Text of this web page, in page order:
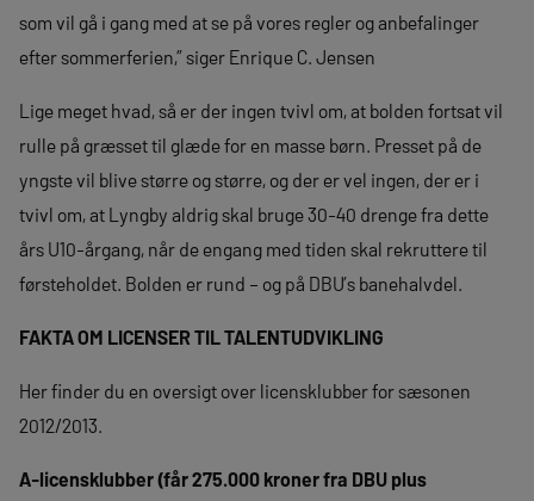
som vil gå i gang med at se på vores regler og anbefalinger
efter sommerferien,” siger Enrique C. Jensen
Lige meget hvad, så er der ingen tvivl om, at bolden fortsat vil
rulle på græsset til glæde for en masse børn. Presset på de
yngste vil blive større og større, og der er vel ingen, der er i
tvivl om, at Lyngby aldrig skal bruge 30-40 drenge fra dette
års U10-årgang, når de engang med tiden skal rekruttere til
førsteholdet. Bolden er rund – og på DBU’s banehalvdel.
FAKTA OM LICENSER TIL TALENTUDVIKLING
Her finder du en oversigt over licensklubber for sæsonen
2012/2013.
A-licensklubber (får 275.000 kroner fra DBU plus